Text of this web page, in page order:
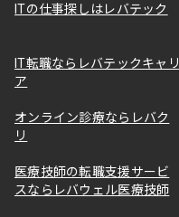
ITの仕事探しはレバテック
IT転職ならレバテックキャリ
ア
オンライン診療ならレバク
リ
医療技師の転職支援サービ
スならレバウェル医療技師